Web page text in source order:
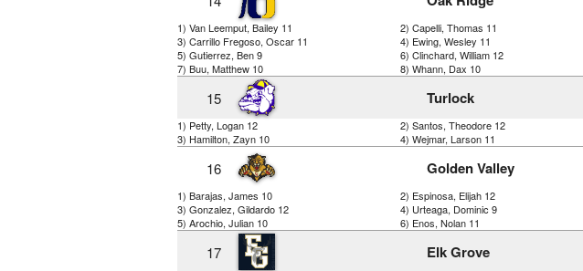
1) Van Leemput, Bailey 11
2) Capelli, Thomas 11
3) Carrillo Fregoso, Oscar 11
4) Ewing, Wesley 11
5) Gutierrez, Ben 9
6) Clinchard, William 12
7) Buu, Matthew 10
8) Whann, Dax 10
15 Turlock
1) Petty, Logan 12
2) Santos, Theodore 12
3) Hamilton, Zayn 10
4) Wejmar, Larson 11
16 Golden Valley
1) Barajas, James 10
2) Espinosa, Elijah 12
3) Gonzalez, Gildardo 12
4) Urteaga, Dominic 9
5) Arochio, Julian 10
6) Enos, Nolan 11
17 Elk Grove